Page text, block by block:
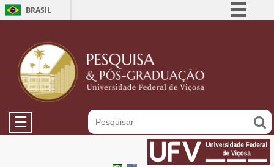
BRASIL
Participe
Acesso à informação
Legislação
☰